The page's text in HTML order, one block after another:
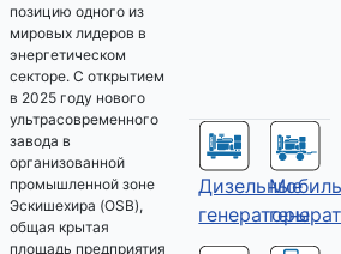
позицию одного из
мировых лидеров в
энергетическом
секторе. С открытием
в 2025 году нового
ультрасовременного
завода в
организованной
промышленной зоне
Эскишехира (OSB),
общая крытая
площадь предприятия
Дизельные
генераторы